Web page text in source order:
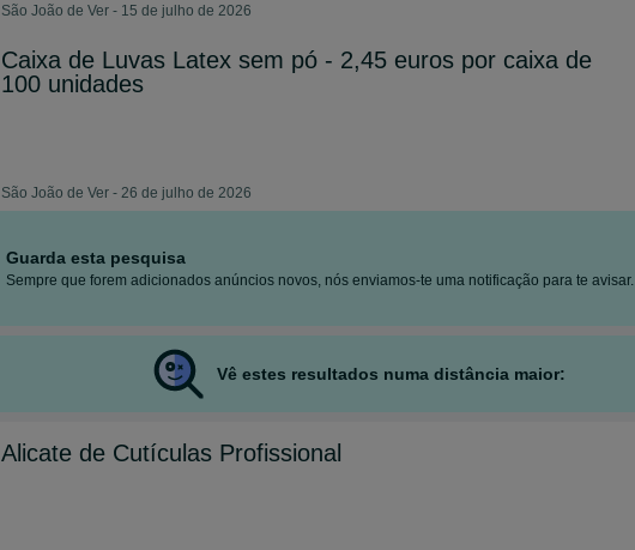
São João de Ver - 15 de julho de 2026
Caixa de Luvas Latex sem pó - 2,45 euros por caixa de
100 unidades
São João de Ver - 26 de julho de 2026
Guarda esta pesquisa
Sempre que forem adicionados anúncios novos, nós enviamos-te uma notificação para te avisar.
Vê estes resultados numa distância maior:
Alicate de Cutículas Profissional